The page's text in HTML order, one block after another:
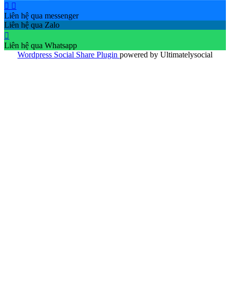
Liên hệ qua messenger
Liên hệ qua Zalo
Liên hệ qua Whatsapp
Wordpress Social Share Plugin powered by Ultimatelysocial